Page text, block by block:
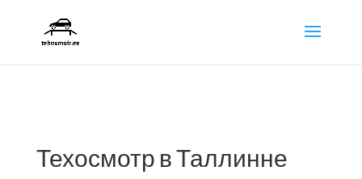
Техосмотр в Таллинне